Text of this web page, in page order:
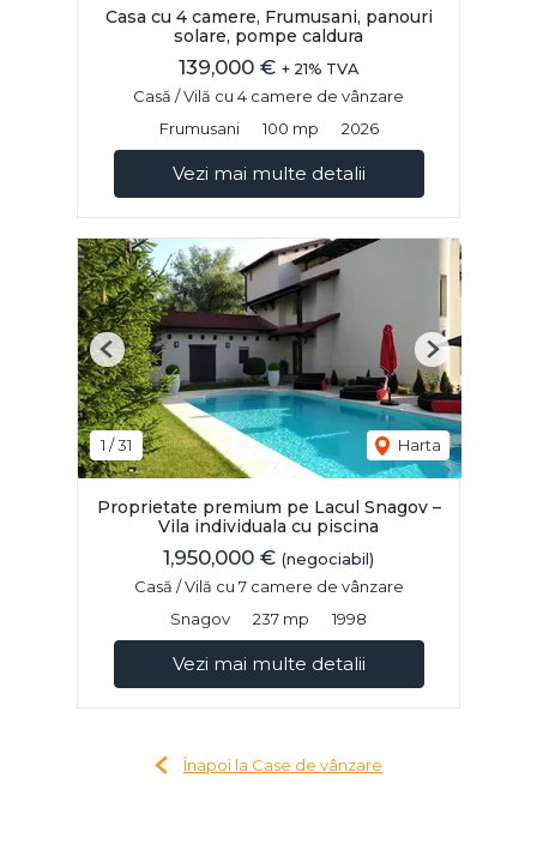
Casa cu 4 camere, Frumusani, panouri
solare, pompe caldura
139,000 € + 21% TVA
Casă / Vilă cu 4 camere de vânzare
Frumusani
100 mp 2026
Vezi mai multe detalii
1 /31 Harta
Previous Next
Proprietate premium pe Lacul Snagov –
Vila individuala cu piscina
1,950,000 € (negociabil)
Casă / Vilă cu 7 camere de vânzare
Snagov
237 mp 1998
Vezi mai multe detalii
Înapoi la Case de vânzare